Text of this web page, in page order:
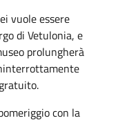
vuole essere
di Vetulonia, e
prolungherà
con la